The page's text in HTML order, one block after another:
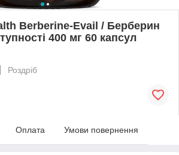
Berberine-Evail / Берберин
400 мг 60 капсул
Роздріб
Оплата Умови повернення